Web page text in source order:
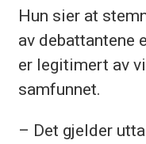
Hun sier at
av debattantene
er legitimert av
samfunnet.
– Det gjelder